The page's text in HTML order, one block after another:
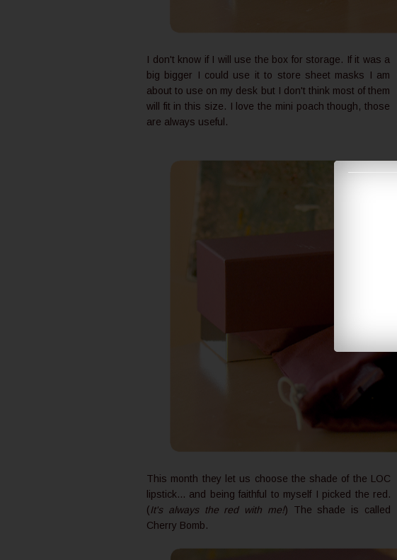
I don't know if I will use the box for storage. If it was a
big bigger I could use it to store sheet masks I am
about to use on my desk but I don't think most of them
will fit in this size. I love the mini poach though, those
are always useful.
This month they let us choose the shade of the LOC
lipstick... and being faithful to myself I picked the red.
(It's always the red with me!) The shade is called
Cherry Bomb.